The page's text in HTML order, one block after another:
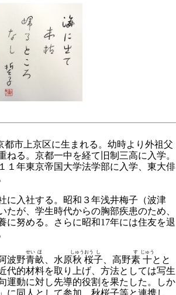
市上京区に生まれる。幼時より外祖父
る。京都一中を経て旧制三高に入学。
１年東京帝国大学法学部に入学、東大俳
入社する。昭和３年浅井梅子（波津
が、学生時代からの胸部疾患のため、
に努める。さらに昭和17年には住友を退
波野青
せい
畝
ほ
、水原秋
しゅう
桜
おう
子
し
、高野素
す
十
じゅう
とと
代的材料を取り上げ、方法としては写生
運動に対し先導的役割を果たした。しか
同人として参加。秋桜子等と連携し、